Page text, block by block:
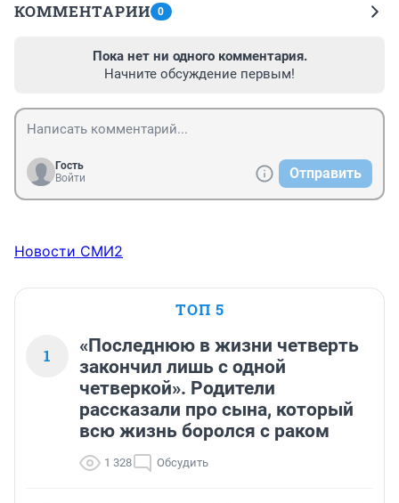
КОММЕНТАРИИ 0
Пока нет ни одного комментария.
Начните обсуждение первым!
Гость
Войти
Отправить
Новости СМИ2
ТОП 5
1
«Последнюю в жизни четверть
закончил лишь с одной
четверкой». Родители
рассказали про сына, который
всю жизнь боролся с раком
1 328 Обсудить